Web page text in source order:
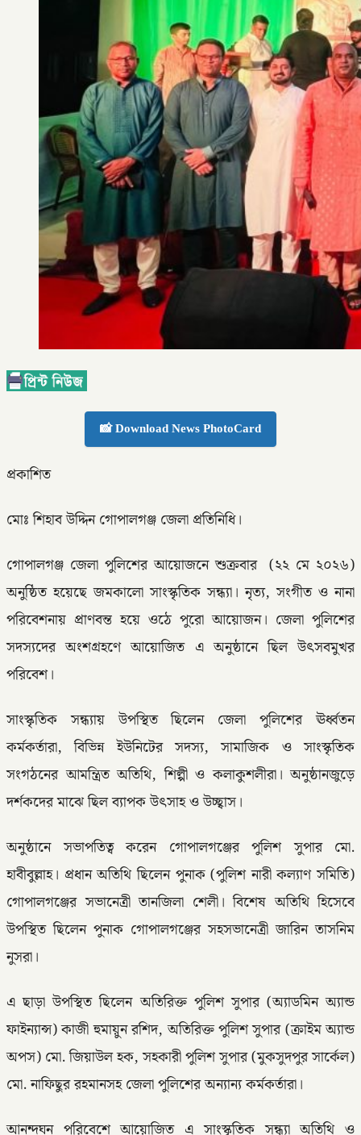
📸 Download News PhotoCard
প্রকাশিত
মোঃ শিহাব উদ্দিন গোপালগঞ্জ জেলা প্রতিনিধি।
গোপালগঞ্জ জেলা পুলিশের আয়োজনে শুক্রবার (২২ মে ২০২৬)
অনুষ্ঠিত হয়েছে জমকালো সাংস্কৃতিক সন্ধ্যা। নৃত্য, সংগীত ও নানা
পরিবেশনায় প্রাণবন্ত হয়ে ওঠে পুরো আয়োজন। জেলা পুলিশের
সদস্যদের অংশগ্রহণে আয়োজিত এ অনুষ্ঠানে ছিল উৎসবমুখর
পরিবেশ।
সাংস্কৃতিক সন্ধ্যায় উপস্থিত ছিলেন জেলা পুলিশের ঊর্ধ্বতন
কর্মকর্তারা, বিভিন্ন ইউনিটের সদস্য, সামাজিক ও সাংস্কৃতিক
সংগঠনের আমন্ত্রিত অতিথি, শিল্পী ও কলাকুশলীরা। অনুষ্ঠানজুড়ে
দর্শকদের মাঝে ছিল ব্যাপক উৎসাহ ও উচ্ছ্বাস।
অনুষ্ঠানে সভাপতিত্ব করেন গোপালগঞ্জের পুলিশ সুপার মো.
হাবীবুল্লাহ। প্রধান অতিথি ছিলেন পুনাক (পুলিশ নারী কল্যাণ সমিতি)
গোপালগঞ্জের সভানেত্রী তানজিলা শেলী। বিশেষ অতিথি হিসেবে
উপস্থিত ছিলেন পুনাক গোপালগঞ্জের সহসভানেত্রী জারিন তাসনিম
নুসরা।
এ ছাড়া উপস্থিত ছিলেন অতিরিক্ত পুলিশ সুপার (অ্যাডমিন অ্যান্ড
ফাইন্যান্স) কাজী হুমায়ুন রশিদ, অতিরিক্ত পুলিশ সুপার (ক্রাইম অ্যান্ড
অপস) মো. জিয়াউল হক, সহকারী পুলিশ সুপার (মুকসুদপুর সার্কেল)
মো. নাফিছুর রহমানসহ জেলা পুলিশের অন্যান্য কর্মকর্তারা।
আনন্দঘন পরিবেশে আয়োজিত এ সাংস্কৃতিক সন্ধ্যা অতিথি ও